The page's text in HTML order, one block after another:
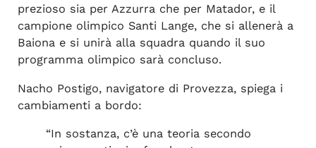
prezioso sia per Azzurra che per Matador, e il
campione olimpico Santi Lange, che si allenerà a
Baiona e si unirà alla squadra quando il suo
programma olimpico sarà concluso.
Nacho Postigo, navigatore di Provezza, spiega i
cambiamenti a bordo:
“In sostanza, c’è una teoria secondo